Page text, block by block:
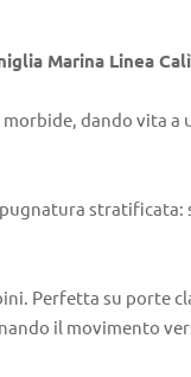
Marina Linea Calì
dando vita
Perfetta su porte
il movimento